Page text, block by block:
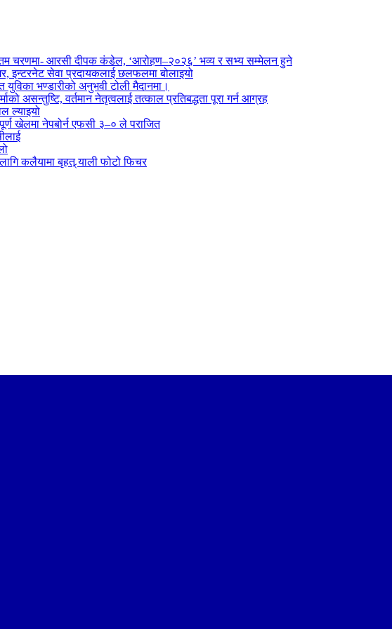
चरणमा- आरसी दीपक कंडेल, ‘आरोहण–२०२६’ भव्य र सभ्य सम्मेलन हुने
इन्टरनेट सेवा प्रदायकलाई छलफलमा बोलाइयो
युविका भण्डारीको अनुभवी टोली मैदानमा।
असन्तुष्टि, वर्तमान नेतृत्वलाई तत्काल प्रतिबद्धता पूरा गर्न आग्रह
ल्याइयो
खेलमा नेपबोर्न एफसी ३–० ले पराजित
कलैयामा बृहत् र्‍याली फोटो फिचर